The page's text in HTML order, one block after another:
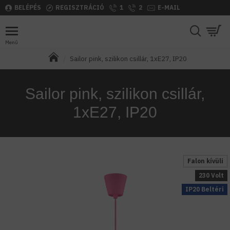
BELÉPÉS REGISZTRÁCIÓ 1 2 E-MAIL
Sailor pink, szilikon csillár, 1xE27, IP20
Sailor pink, szilikon csillár,
1xE27, IP20
Falon kívüli
IP20 Beltéri
230 Volt